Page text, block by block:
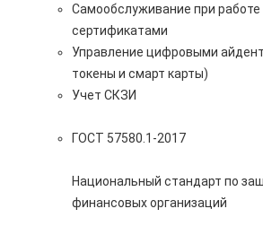
Самообслуживание при
сертификатами
Управление цифровыми
токены и смарт карты)
Учет СКЗИ
ГОСТ 57580.1-2017
Национальный стандарт по
финансовых организаций